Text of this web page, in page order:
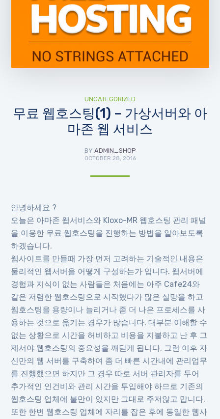
UNCATEGORIZED
무료 웹호스팅(1) – 가상서버와 아
마존 웹 서비스
BY ADMIN_SHOP
OCTOBER 28, 2016
안녕하세요 ?
오늘은 아마존 웹서비스와 Kloxo-MR 웹호스팅 관리 패널
을 이용한 무료 웹호스팅을 진행하는 방법을 알아보도록
하겠습니다.
웹사이트를 만들때 가장 먼저 고려하는 기술적인 내용은
물리적인 웹서버을 어떻게 구성하는가 입니다. 웹서버에
경험과 지식이 없는 사람들은 처음에는 아주 Cafe24와
같은 저렴한 웹호스팅으로 시작했다가 많은 실망을 하고
웹호스팅을 용량이나 늘리거나 좀 더 나은 프로세스를 사
용하는 것으로 옮기는 경우가 많습니다. 대부분 이해할 수
없는 상황으로 시간을 허비하고 비용을 지불하고 난 후 그
제서야 웹호스팅의 중요성을 깨닫게 됩니다. 그런 이후 자
신만의 웹 서버를 구축하여 좀 더 빠른 시간내에 관리업무
를 진행했으면 하지만 그 경우 따로 서버 관리자를 두어
추가적인 인건비와 관리 시간을 투입해야 하므로 기존의
웹호스팅 업체에 불만이 있지만 그대로 주저않고 맙니다.
또한 한번 웹호스팅 업체에 자리를 잡은 후에 동일한 웹사